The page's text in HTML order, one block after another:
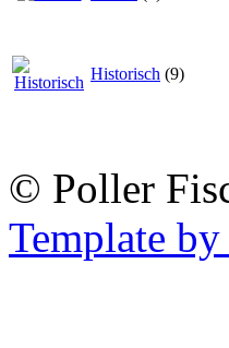
Historisch (9)
© Poller
Template